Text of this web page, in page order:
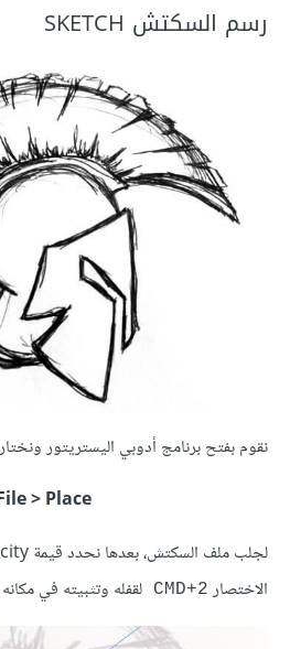
رسم السكتش SKETCH
نقوم بفتح برنامج أدوبي اليستريتور
> Place
الاختصار CMD+2 لقفله وتثبيته في